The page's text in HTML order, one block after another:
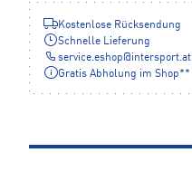
Kostenlose Rücksendung
Schnelle Lieferung
service.eshop@intersport.at
Gratis Abholung im Shop**